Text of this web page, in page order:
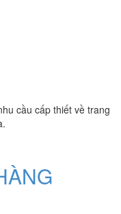
cầu cấp thiết về trang